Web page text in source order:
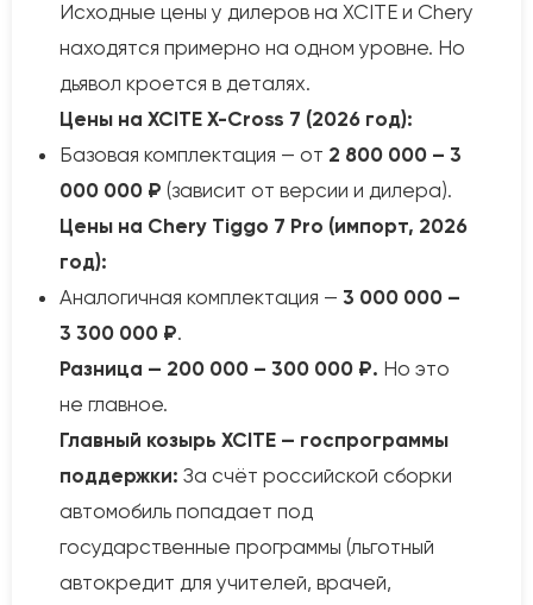
Исходные цены у дилеров на XCITE и Chery
находятся примерно на одном уровне. Но
дьявол кроется в деталях.
Цены на XCITE X-Cross 7 (2026 год):
Базовая комплектация — от 2 800 000 – 3
000 000 ₽ (зависит от версии и дилера).
Цены на Chery Tiggo 7 Pro (импорт, 2026
год):
Аналогичная комплектация — 3 000 000 –
3 300 000 ₽.
Разница — 200 000 – 300 000 ₽. Но это
не главное.
Главный козырь XCITE — госпрограммы
поддержки: За счёт российской сборки
автомобиль попадает под
государственные программы (льготный
автокредит для учителей, врачей,